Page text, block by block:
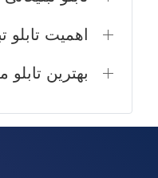
اهمیت تابلو
بهترین تابلو